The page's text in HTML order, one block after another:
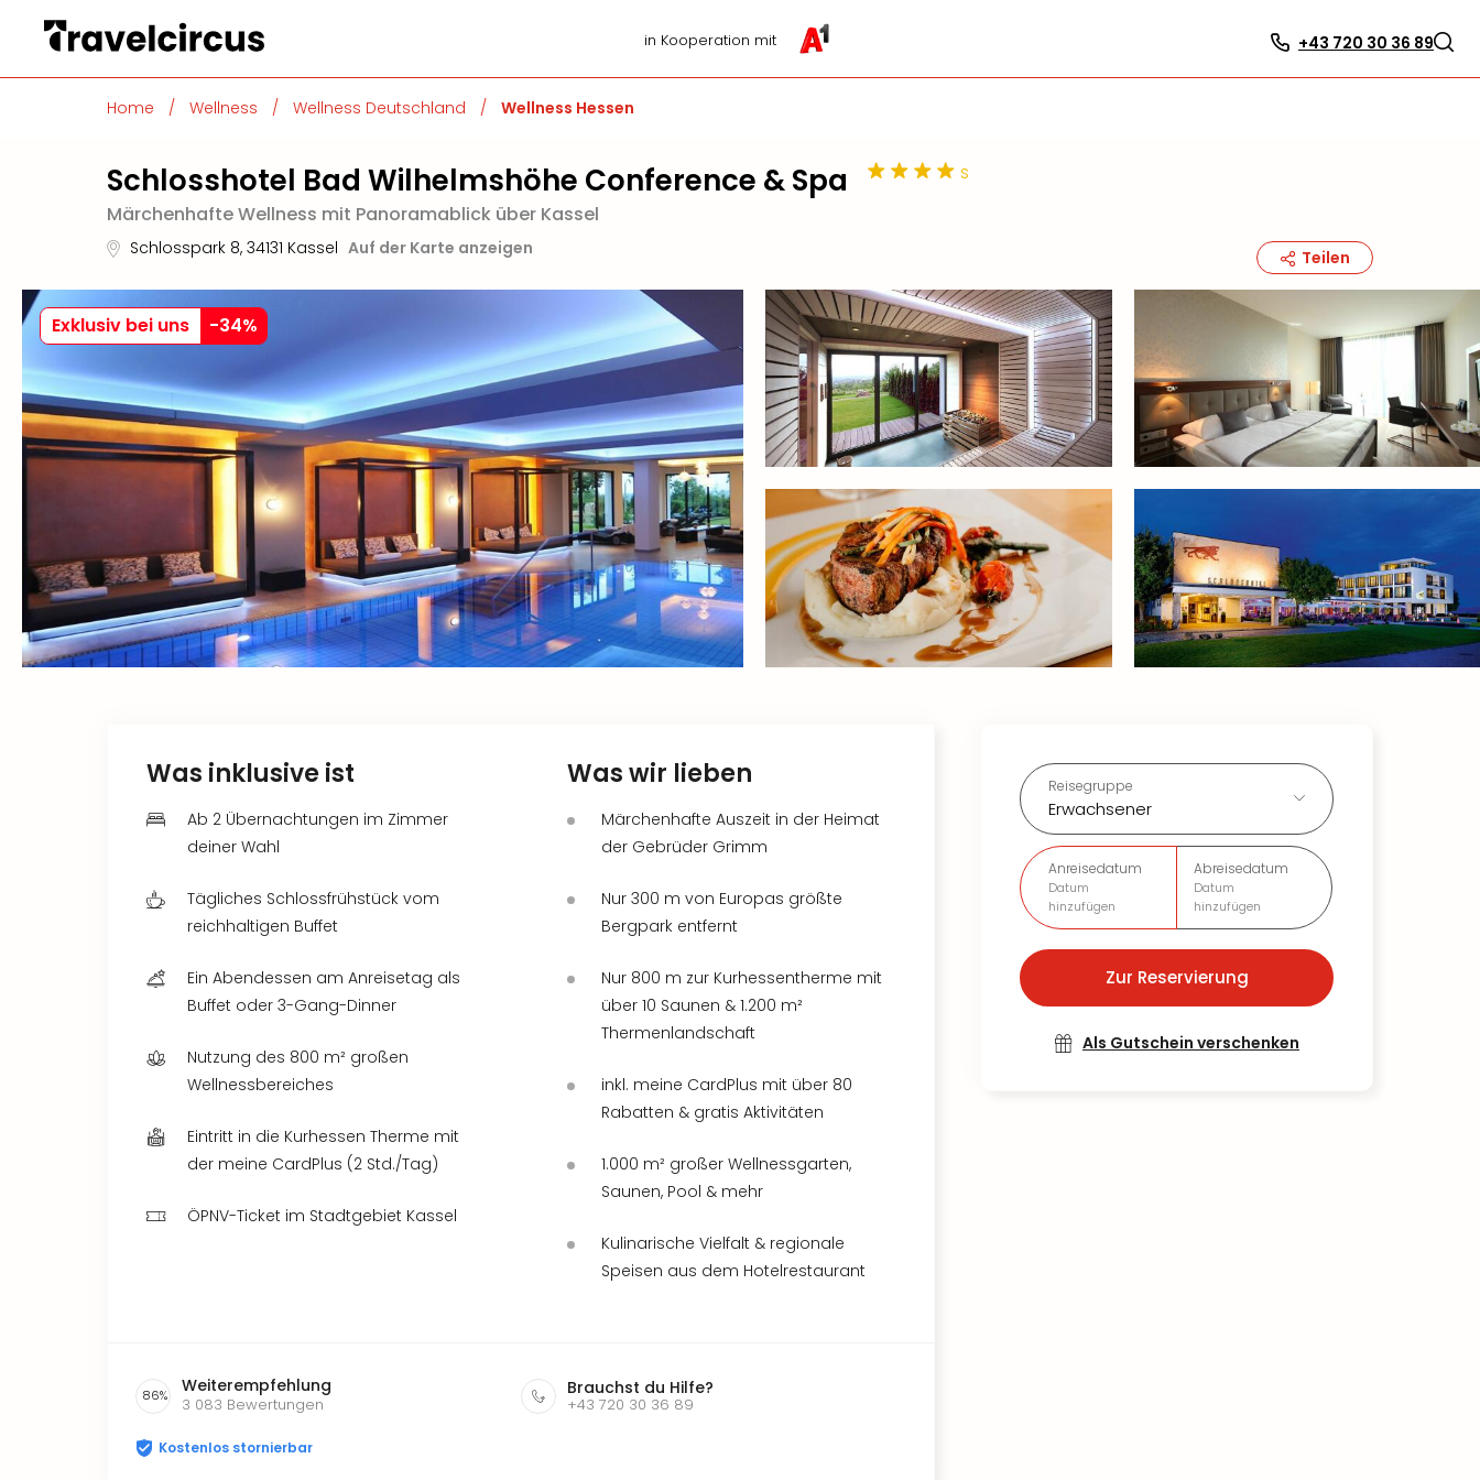
in Kooperation mit +43 720 30 36 89
Home / Wellness / Wellness Deutschland / Wellness Hessen
Schlosshotel Bad Wilhelmshöhe Conference & Spa
s
Märchenhafte Wellness mit Panoramablick über Kassel
Schlosspark 8, 34131 Kassel Auf der Karte anzeigen Teilen
Exklusiv bei uns -34%
Reisegruppe
Erwachsener
Anreisedatum
Datum
hinzufügen
Abreisedatum
Datum
hinzufügen
Zur Reservierung
Als Gutschein verschenken
Was inklusive ist
Ab 2 Übernachtungen im Zimmer
deiner Wahl
Tägliches Schlossfrühstück vom
reichhaltigen Buffet
Ein Abendessen am Anreisetag als
Buffet oder 3-Gang-Dinner
Nutzung des 800 m² großen
Wellnessbereiches
Eintritt in die Kurhessen Therme mit
der meine CardPlus (2 Std./Tag)
ÖPNV-Ticket im Stadtgebiet Kassel
Was wir lieben
Märchenhafte Auszeit in der Heimat
der Gebrüder Grimm
Nur 300 m von Europas größte
Bergpark entfernt
Nur 800 m zur Kurhessentherme mit
über 10 Saunen & 1.200 m²
Thermenlandschaft
inkl. meine CardPlus mit über 80
Rabatten & gratis Aktivitäten
1.000 m² großer Wellnessgarten,
Saunen, Pool & mehr
Kulinarische Vielfalt & regionale
Speisen aus dem Hotelrestaurant
86% Weiterempfehlung
3 083 Bewertungen
Brauchst du Hilfe?
+43 720 30 36 89
Kostenlos stornierbar